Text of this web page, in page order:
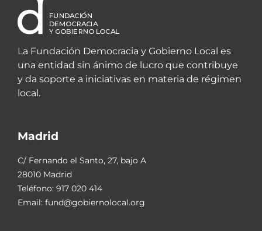
La Fundación Democracia y Gobierno Local es
una entidad sin ánimo de lucro que contribuye
y da soporte a iniciativas en materia de régimen
local.
Madrid
C/ Fernando el Santo, 27, bajo A
28010 Madrid
Teléfono: 917 020 414
Email: fund@gobiernolocal.org